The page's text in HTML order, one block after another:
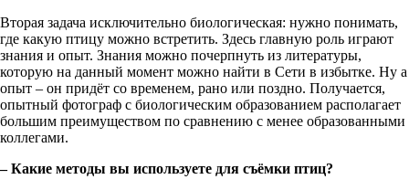
Вторая задача исключительно биологическая: нужно понимать,
где какую птицу можно встретить. Здесь главную роль играют
знания и опыт. Знания можно почерпнуть из литературы,
которую на данный момент можно найти в Сети в избытке. Ну а
опыт – он придёт со временем, рано или поздно. Получается,
опытный фотограф с биологическим образованием располагает
большим преимуществом по сравнению с менее образованными
коллегами.
– Какие методы вы используете для съёмки птиц?